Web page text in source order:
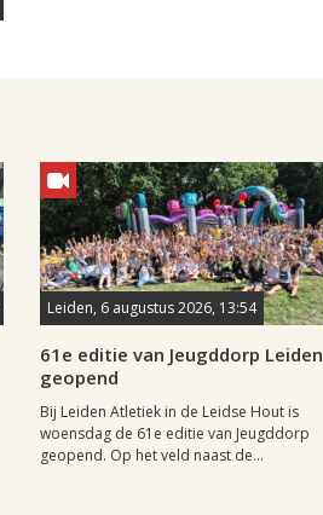
Leiden, 6 augustus 2026, 13:54
61e editie van Jeugddorp Leiden
geopend
Bij Leiden Atletiek in de Leidse Hout is
woensdag de 61e editie van Jeugddorp
geopend. Op het veld naast de...